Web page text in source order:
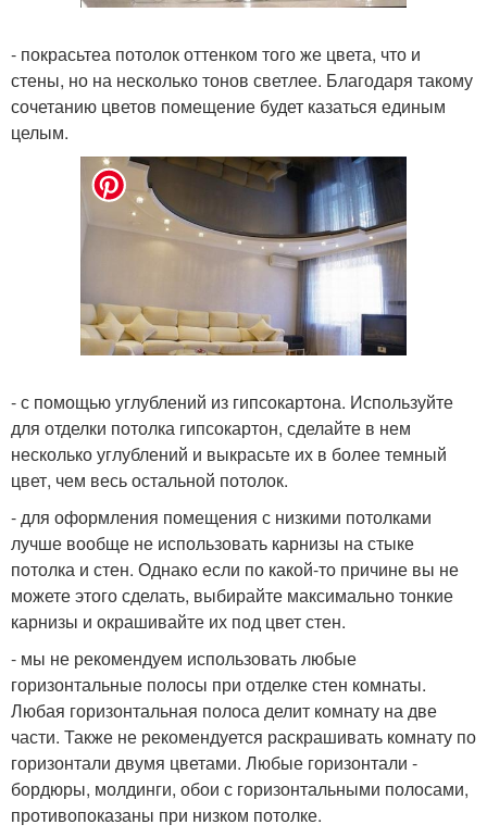
- покрасьтеа потолок оттенком того же цвета, что и
стены, но на несколько тонов светлее. Благодаря такому
сочетанию цветов помещение будет казаться единым
целым.
- с помощью углублений из гипсокартона. Используйте
для отделки потолка гипсокартон, сделайте в нем
несколько углублений и выкрасьте их в более темный
цвет, чем весь остальной потолок.
- для оформления помещения с низкими потолками
лучше вообще не использовать карнизы на стыке
потолка и стен. Однако если по какой-то причине вы не
можете этого сделать, выбирайте максимально тонкие
карнизы и окрашивайте их под цвет стен.
- мы не рекомендуем использовать любые
горизонтальные полосы при отделке стен комнаты.
Любая горизонтальная полоса делит комнату на две
части. Также не рекомендуется раскрашивать комнату по
горизонтали двумя цветами. Любые горизонтали -
бордюры, молдинги, обои с горизонтальными полосами,
противопоказаны при низком потолке.